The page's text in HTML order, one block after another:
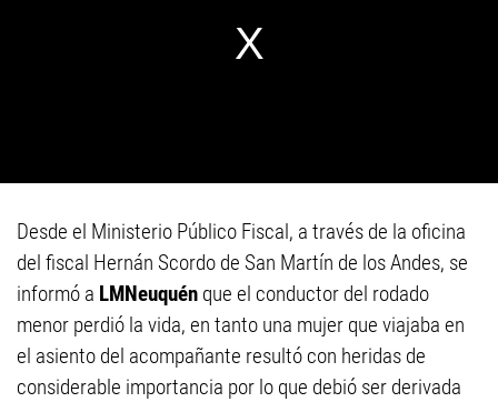
Desde el Ministerio Público Fiscal, a través de la oficina
del fiscal Hernán Scordo de San Martín de los Andes, se
informó a LMNeuquén que el conductor del rodado
menor perdió la vida, en tanto una mujer que viajaba en
el asiento del acompañante resultó con heridas de
considerable importancia por lo que debió ser derivada